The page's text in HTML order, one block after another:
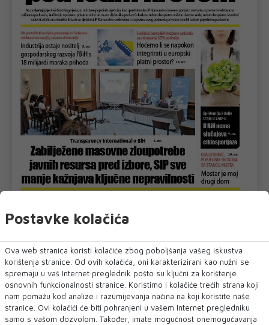
U novom broju pročitajte
Dnevni List
Postavke kolačića
Ova web stranica koristi kolačiće zbog poboljšanja vašeg iskustva
korištenja stranice. Od ovih kolačića, oni karakterizirani kao nužni se
spremaju u vaš Internet preglednik pošto su ključni za korištenje
osnovnih funkcionalnosti stranice. Koristimo i kolačiće trećih strana koji
nam pomažu kod analize i razumijevanja načina na koji koristite naše
stranice. Ovi kolačići će biti pohranjeni u vašem Internet pregledniku
samo s vašom dozvolom. Također, imate mogućnost onemogućavanja